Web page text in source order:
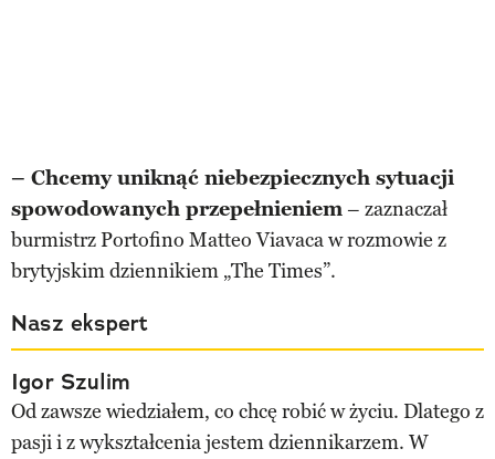
– Chcemy uniknąć niebezpiecznych sytuacji
spowodowanych przepełnieniem– zaznaczał
burmistrz Portofino Matteo Viavaca w rozmowie z
brytyjskim dziennikiem „The Times”.
Nasz ekspert
Igor Szulim
Od zawsze wiedziałem, co chcę robić w życiu. Dlatego z
pasji i z wykształcenia jestem dziennikarzem. W